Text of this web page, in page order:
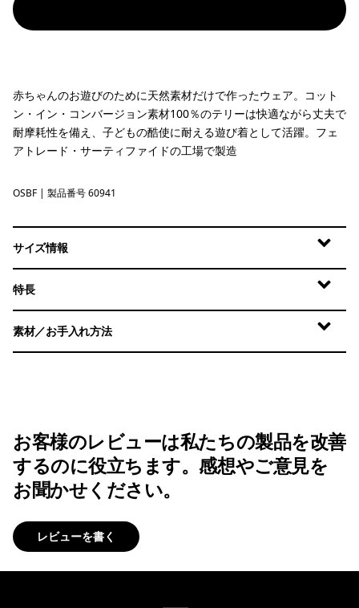
赤ちゃんのお遊びのために天然素材だけで作ったウェア。コット
ン・イン・コンバージョン素材100％のテリーは快適ながら丈夫で
耐摩耗性を備え、子どもの酷使に耐える遊び着として活躍。フェ
アトレード・サーティファイドの工場で製造
Owlfully Snowy: Berry Fig
OSBF | 製品番号 60941
サイズ情報
特長
素材／お手入れ方法
お客様のレビューは私たちの製品を改善
するのに役立ちます。感想やご意見を
お聞かせください。
レビューを書く